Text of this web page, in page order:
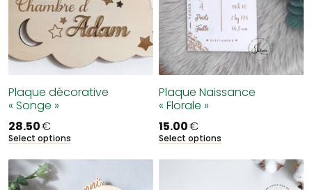
Plaque décorative
« Songe »
28.50€
Select options
Plaque Naissance
« Florale »
15.00€
Select options